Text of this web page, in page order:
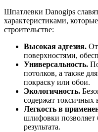
Шпатлевки Danogips
характеристиками,
строительстве:
Высокая адгезия.
поверхностями,
Универсальность.
потолков, а также
покраску или обои.
Экологичность.
содержат токсичных
Легкость в
шлифовки позволяет
результата.